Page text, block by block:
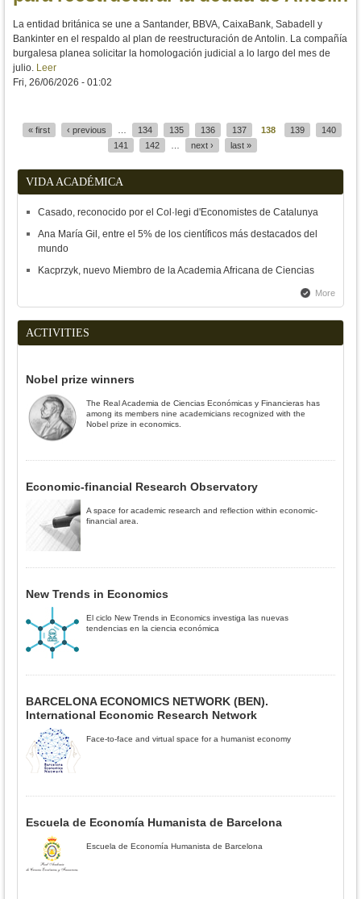
La entidad británica se une a Santander, BBVA, CaixaBank, Sabadell y
Bankinter en el respaldo al plan de reestructuración de Antolin. La compañía
burgalesa planea solicitar la homologación judicial a lo largo del mes de
julio. Leer
Fri, 26/06/2026 - 01:02
« first ‹ previous 134 135 136 137 138 139
140
141
142 next › last »
VIDA ACADÉMICA
Casado, reconocido por el Col·legi d'Economistes de Catalunya
Ana María Gil, entre el 5% de los científicos más destacados del
mundo
Kacprzyk, nuevo Miembro de la Academia Africana de Ciencias
More
ACTIVITIES
Nobel prize winners
The Real Academia de Ciencias Económicas y Financieras has
among its members nine academicians recognized with the
Nobel prize in economics.
Economic-financial Research Observatory
A space for academic research and reflection within economic-
financial area.
New Trends in Economics
El ciclo New Trends in Economics investiga las nuevas
tendencias en la ciencia económica
BARCELONA ECONOMICS NETWORK (BEN).
International Economic Research Network
Face-to-face and virtual space for a humanist economy
Escuela de Economía Humanista de Barcelona
Escuela de Economía Humanista de Barcelona